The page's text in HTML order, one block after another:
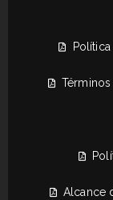
Alcance